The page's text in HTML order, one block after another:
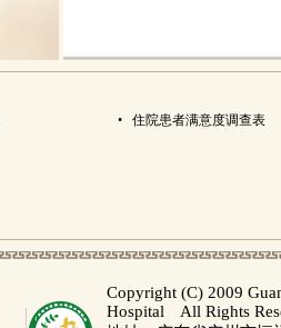
• 住院患者满意度调查表
Copyright (C) 2009
Hospital All Rights